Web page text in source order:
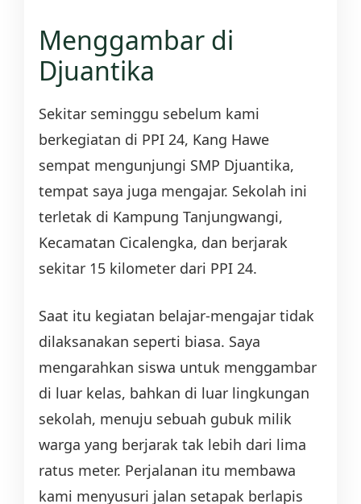
Menggambar di
Djuantika
Sekitar seminggu sebelum kami
berkegiatan di PPI 24, Kang Hawe
sempat mengunjungi SMP Djuantika,
tempat saya juga mengajar. Sekolah ini
terletak di Kampung Tanjungwangi,
Kecamatan Cicalengka, dan berjarak
sekitar 15 kilometer dari PPI 24.
Saat itu kegiatan belajar-mengajar tidak
dilaksanakan seperti biasa. Saya
mengarahkan siswa untuk menggambar
di luar kelas, bahkan di luar lingkungan
sekolah, menuju sebuah gubuk milik
warga yang berjarak tak lebih dari lima
ratus meter. Perjalanan itu membawa
kami menyusuri jalan setapak berlapis